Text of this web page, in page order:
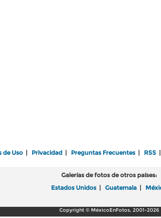
de Uso Privacidad Preguntas Frecuentes RSS
Galerías de fotos de otros países:
Estados Unidos
Guatemala
Copyright © MéxicoEnFotos, 2001-2026